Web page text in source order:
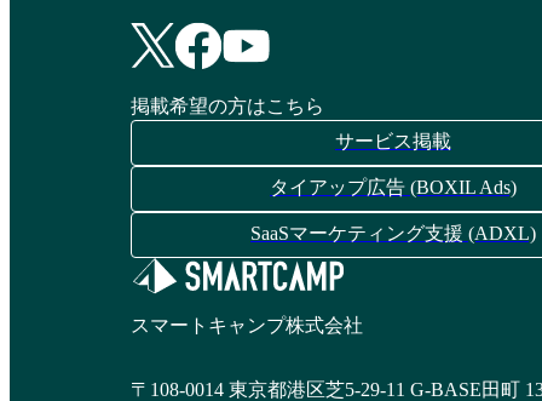
資料請求リストに追加
TrendAI Vision
資料請求リストに追加
TrendAI Vision
One™ Security
Operations
掲載希望の方はこちら
サービス掲載
タイアップ広告 (BOXIL Ads)
SaaSマーケティング支援 (ADXL)
スマートキャンプ株式会社
〒108-0014 東京都港区芝5-29-11 G-BASE田町